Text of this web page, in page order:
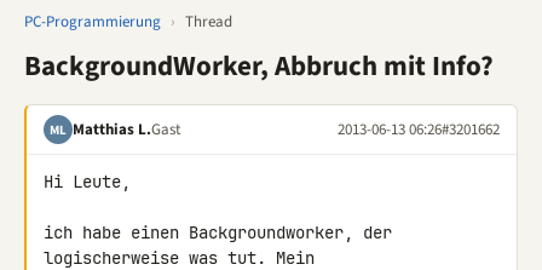
PC-Programmierung › Thread
BackgroundWorker, Abbruch mit Info?
ML Matthias L.Gast 2013-06-13 06:26#3201662
Hi Leute,
ich habe einen Backgroundworker, der
logischerweise was tut. Mein